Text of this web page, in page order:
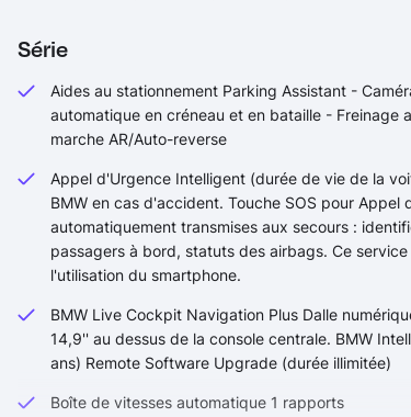
Série
Aides au stationnement Parking Assistant -
automatique en créneau et en bataille - Freinage
marche AR/Auto-reverse
Appel d'Urgence Intelligent (durée de vie de la
BMW en cas d'accident. Touche SOS pour
automatiquement transmises aux secours :
passagers à bord, statuts des airbags. Ce
l'utilisation du smartphone.
BMW Live Cockpit Navigation Plus Dalle
14,9'' au dessus de la console centrale. BMW
ans) Remote Software Upgrade (durée illimitée)
Boîte de vitesses automatique 1 rapports